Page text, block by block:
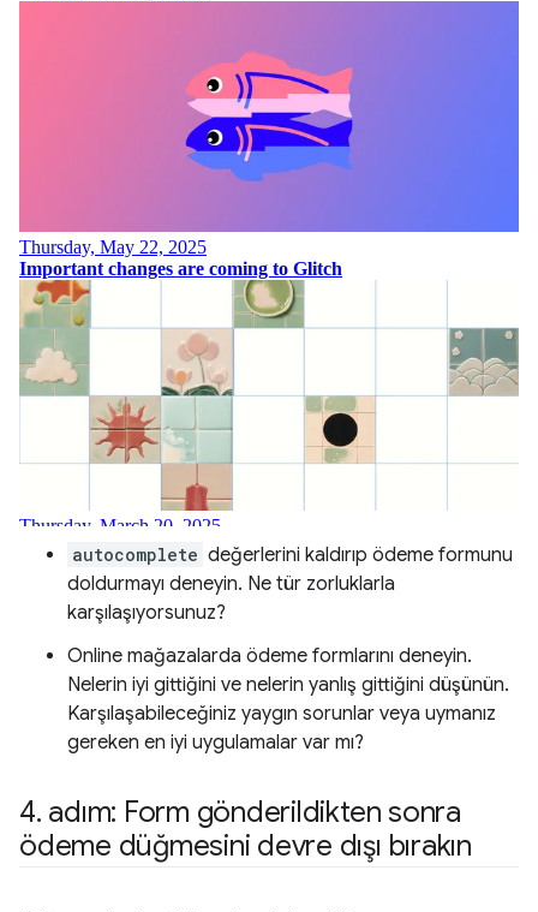
autocomplete değerlerini kaldırıp ödeme formunu
doldurmayı deneyin. Ne tür zorluklarla
karşılaşıyorsunuz?
Online mağazalarda ödeme formlarını deneyin.
Nelerin iyi gittiğini ve nelerin yanlış gittiğini düşünün.
Karşılaşabileceğiniz yaygın sorunlar veya uymanız
gereken en iyi uygulamalar var mı?
4. adım: Form gönderildikten sonra
ödeme düğmesini devre dışı bırakın